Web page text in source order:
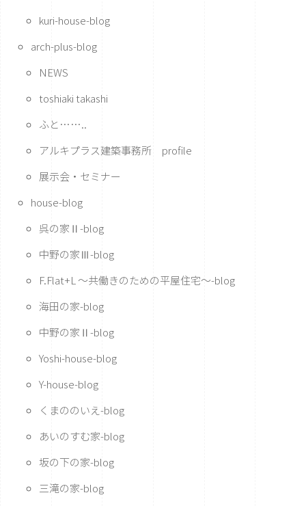
kuri-house-blog
arch-plus-blog
NEWS
toshiaki takashi
ふと……..
アルキプラス建築事務所 profile
展示会・セミナー
house-blog
呉の家Ⅱ-blog
中野の家Ⅲ-blog
F.Flat+L ～共働きのための平屋住宅～-blog
海田の家-blog
中野の家Ⅱ-blog
Yoshi-house-blog
Y-house-blog
くまののいえ-blog
あいのすむ家-blog
坂の下の家-blog
三滝の家-blog